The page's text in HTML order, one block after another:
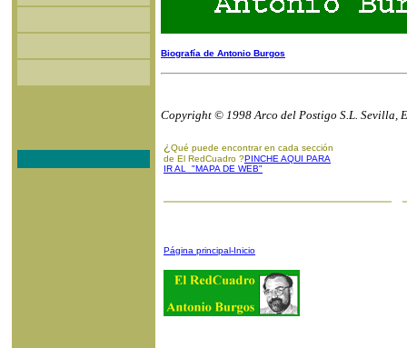
Biografía de Antonio Burgos
Copyright © 1998 Arco del Postigo S.L. Sevilla,
¿ Qué puede encontrar en cada sección
de El RedCuadro ?PINCHE AQUI PARA
IR AL "MAPA DE WEB"
Página principal-Inicio